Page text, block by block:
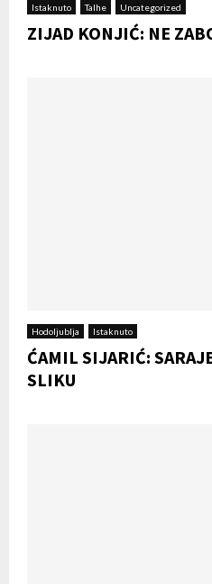
Istaknuto Talhe Uncategorized
ZIJAD KONJIĆ: NE
Hodoljublja Istaknuto
ĆAMIL SIJARIĆ:
SLIKU